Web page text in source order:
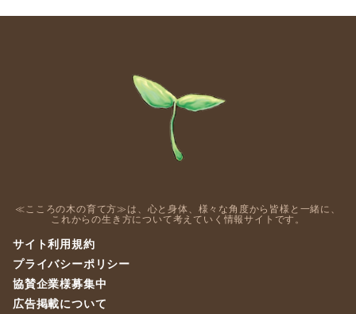
≪こころの木の育て方≫は、心と身体、様々な角度から皆様と一緒に、
これからの生き方について考えていく情報サイトです。
サイト利用規約
プライバシーポリシー
協賛企業様募集中
広告掲載について